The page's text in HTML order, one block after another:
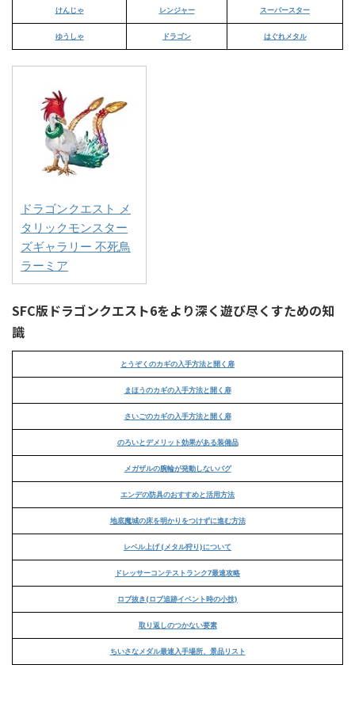
けんじゃ レンジャー スーパースター
ゆうしゃ ドラゴン はぐれメタル
ドラゴンクエスト メ
タリックモンスター
ズギャラリー 不死鳥
ラーミア
SFC版ドラゴンクエスト6をより深く遊び尽くすための知
識
とうぞくのカギの入手方法と開く扉
まほうのカギの入手方法と開く扉
さいごのカギの入手方法と開く扉
のろいとデメリット効果がある装備品
メガザルの腕輪が発動しないバグ
エンデの防具のおすすめと活用方法
地底魔城の床を明かりをつけずに進む方法
レベル上げ (メタル狩り)について
ドレッサーコンテストランク7最速攻略
ロブ抜き(ロブ追跡イベント時の小技)
取り返しのつかない要素
ちいさなメダル最速入手場所、景品リスト